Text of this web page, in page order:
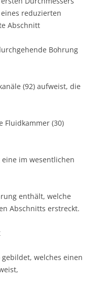
reduzierten
Abschnitt
Bohrung
(92) aufweist, die
Fluidkammer (30)
im wesentlichen
enthält, welche
Abschnitts erstreckt.
gebildet, welches einen